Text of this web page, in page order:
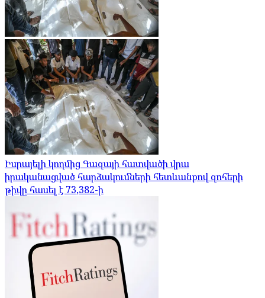
Իսրայելի կողմից Գազայի հատվածի վրա
իրականացված հարձակումների հետևանքով զոհերի
թիվը հասել է 73,382-ի